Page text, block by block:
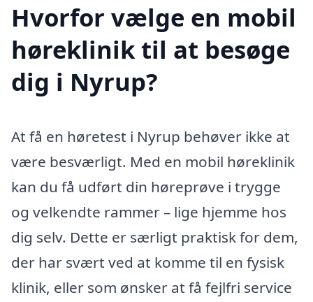
Hvorfor vælge en mobil
høreklinik til at besøge
dig i Nyrup?
At få en høretest i Nyrup behøver ikke at
være besværligt. Med en mobil høreklinik
kan du få udført din høreprøve i trygge
og velkendte rammer – lige hjemme hos
dig selv. Dette er særligt praktisk for dem,
der har svært ved at komme til en fysisk
klinik, eller som ønsker at få fejlfri service